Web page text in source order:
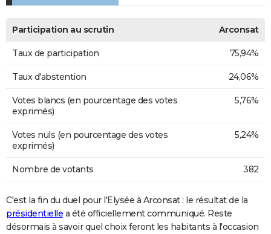
Participation au scrutin Arconsat
Taux de participation 75,94%
Taux d'abstention 24,06%
Votes blancs (en pourcentage des votes
exprimés)
5,76%
Votes nuls (en pourcentage des votes
exprimés)
5,24%
Nombre de votants 382
C'est la fin du duel pour l'Elysée à Arconsat : le résultat de la
présidentielle a été officiellement communiqué. Reste
désormais à savoir quel choix feront les habitants à l'occasion